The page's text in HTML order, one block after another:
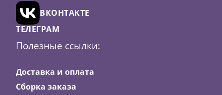
ВКОНТАКТЕ
ТЕЛЕГРАМ
Полезные ссылки:
Доставка и оплата
Сборка заказа